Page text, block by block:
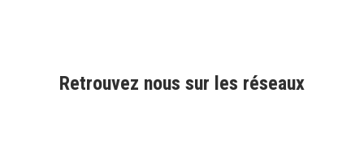
Retrouvez nous sur les réseaux